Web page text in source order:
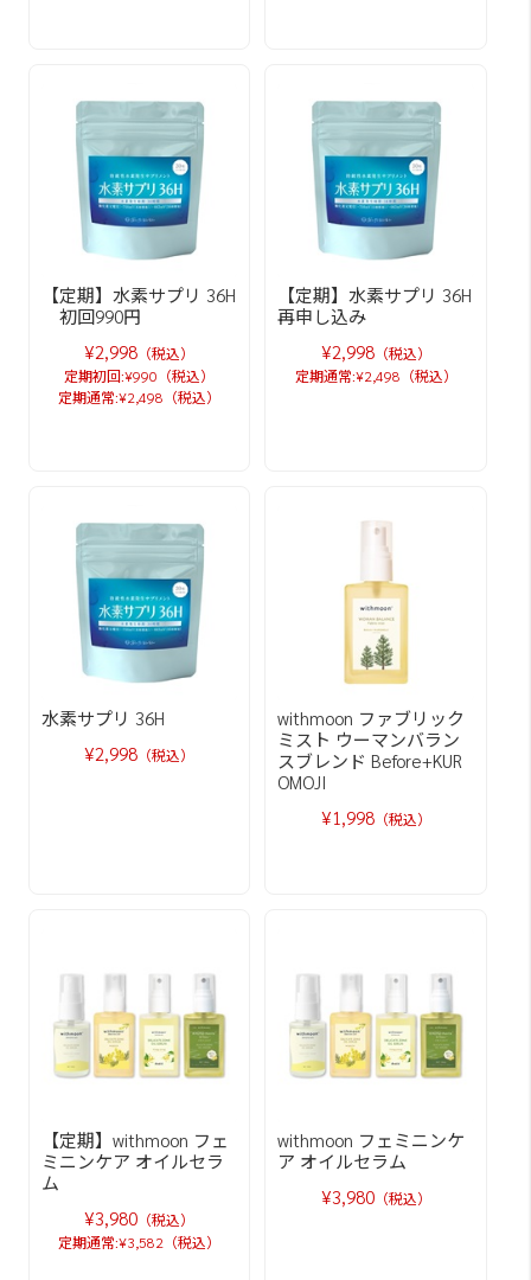
【定期】水素サプリ 36H
初回990円
¥2,998 （税込）
定期初回:¥990（税込）
定期通常:¥2,498（税込）
【定期】水素サプリ 36H
再申し込み
¥2,998（税込）
定期通常:¥2,498（税込）
水素サプリ 36H
¥2,998 （税込）
withmoon ファブリック
ミスト ウーマンバラン
スブレンド Before+KUR
OMOJI
¥1,998（税込）
【定期】withmoon フェ
ミニンケア オイルセラ
ム
¥3,980 （税込）
定期通常:¥3,582（税込）
withmoon フェミニンケ
ア オイルセラム
¥3,980（税込）